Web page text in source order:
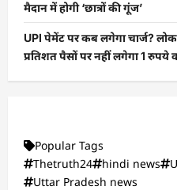
मैदान में होगी ‘छात्रों की गूंज’
UPI पेमेंट पर कब लगेगा चार्ज?
प्रतिशत पैसों पर नहीं लगेगा 1 रुपये
Popular Tags
Thetruth24
hindi news
Uttar Pradesh news